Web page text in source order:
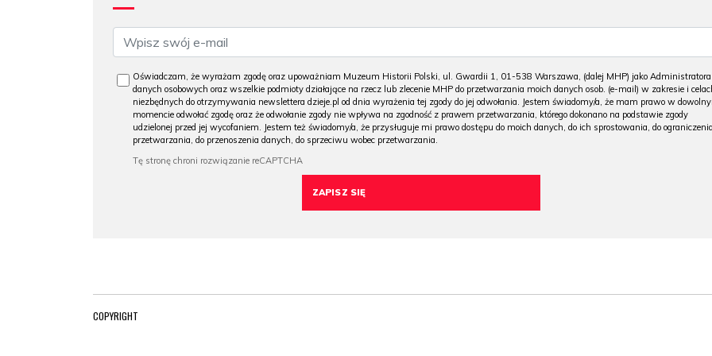
Oświadczam, że wyrażam zgodę oraz upoważniam Muzeum Historii Polski, ul. Gwardii 1, 01-538 Warszawa, (dalej MHP) jako Administratora
danych osobowych oraz wszelkie podmioty działające na rzecz lub zlecenie MHP do przetwarzania moich danych osob. (e-mail) w zakresie i
niezbędnych do otrzymywania newslettera dzieje.pl od dnia wyrażenia tej zgody do jej odwołania. Jestem świadomy/a, że mam prawo w
momencie odwołać zgodę oraz że odwołanie zgody nie wpływa na zgodność z prawem przetwarzania, którego dokonano na podstawie zgody
udzielonej przed jej wycofaniem. Jestem też świadomy/a, że przysługuje mi prawo dostępu do moich danych, do ich sprostowania, do ograniczenia
przetwarzania, do przenoszenia danych, do sprzeciwu wobec przetwarzania.
COPYRIGHT